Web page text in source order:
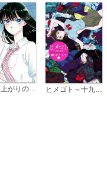
恋は雨上がりのように